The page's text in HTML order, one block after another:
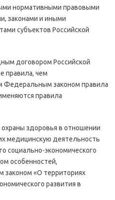
нормативными правовыми
законами и иными
субъектов Российской
договором Российской
правила, чем
Федеральным законом правила
правила
здоровья в отношении
медицинскую деятельность
социально-экономического
особенностей,
«О территориях
развития в